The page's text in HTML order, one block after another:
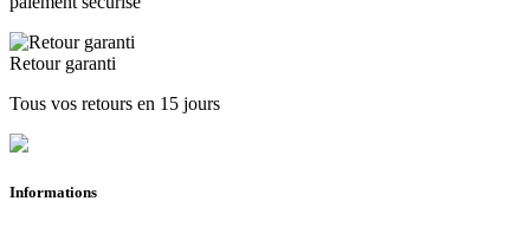
Retour garanti
Tous vos retours en 15 jours
Informations